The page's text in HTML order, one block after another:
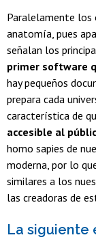
Paralelamente los
anatomía, pues
señalan los
primer software
hay pequeños
prepara cada
característica de
accesible al
homo sapies de
moderna, por lo
similares a los
las creadoras de
La siguiente